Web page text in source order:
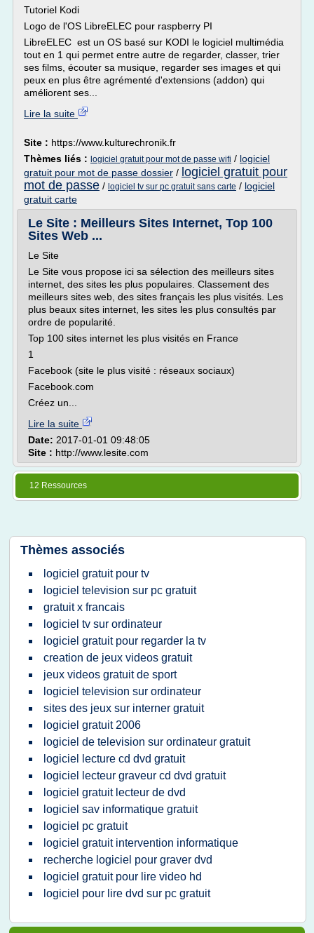
Tutoriel Kodi
Logo de l'OS LibreELEC pour raspberry PI
LibreELEC est un OS basé sur KODI le logiciel multimédia
tout en 1 qui permet entre autre de regarder, classer, trier
ses films, écouter sa musique, regarder ses images et qui
peux en plus être agrémenté d'extensions (addon) qui
améliorent ses...
Lire la suite
Site : https://www.kulturechronik.fr
Thèmes liés : logiciel gratuit pour mot de passe wifi / logiciel
gratuit pour mot de passe dossier / logiciel gratuit pour
mot de passe / logiciel tv sur pc gratuit sans carte / logiciel
gratuit carte
Le Site : Meilleurs Sites Internet, Top 100
Sites Web ...
Le Site
Le Site vous propose ici sa sélection des meilleurs sites
internet, des sites les plus populaires. Classement des
meilleurs sites web, des sites français les plus visités. Les
plus beaux sites internet, les sites les plus consultés par
ordre de popularité.
Top 100 sites internet les plus visités en France
1
Facebook (site le plus visité : réseaux sociaux)
Facebook.com
Créez un...
Lire la suite
Date: 2017-01-01 09:48:05
Site : http://www.lesite.com
12 Ressources
Thèmes associés
logiciel gratuit pour tv
logiciel television sur pc gratuit
gratuit x francais
logiciel tv sur ordinateur
logiciel gratuit pour regarder la tv
creation de jeux videos gratuit
jeux videos gratuit de sport
logiciel television sur ordinateur
sites des jeux sur interner gratuit
logiciel gratuit 2006
logiciel de television sur ordinateur gratuit
logiciel lecture cd dvd gratuit
logiciel lecteur graveur cd dvd gratuit
logiciel gratuit lecteur de dvd
logiciel sav informatique gratuit
logiciel pc gratuit
logiciel gratuit intervention informatique
recherche logiciel pour graver dvd
logiciel gratuit pour lire video hd
logiciel pour lire dvd sur pc gratuit